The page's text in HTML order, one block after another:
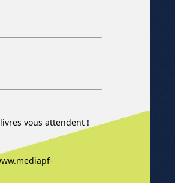
vous attendent !